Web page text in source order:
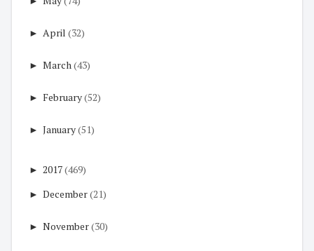
► April (32)
► March(43)
► February(52)
► January(51)
► 2017(469)
► December(21)
► November(30)